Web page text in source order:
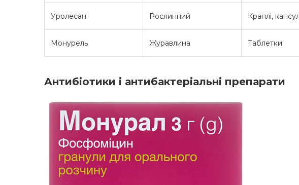
Уролесан Рослинний Краплі,
Монурель Журавлина Таблетки
Антибіотики і антибактеріальні препарати